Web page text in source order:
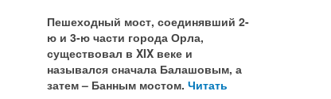
Пешеходный мост, соединявший 2-
ю и 3-ю части города Орла,
существовал в XIX веке и
назывался сначала Балашовым, а
затем – Банным мостом. Читать